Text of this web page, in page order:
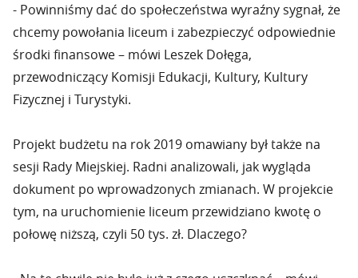
- Powinniśmy dać do społeczeństwa wyraźny sygnał, że
chcemy powołania liceum i zabezpieczyć odpowiednie
środki finansowe – mówi Leszek Dołęga,
przewodniczący Komisji Edukacji, Kultury, Kultury
Fizycznej i Turystyki.
Projekt budżetu na rok 2019 omawiany był także na
sesji Rady Miejskiej. Radni analizowali, jak wygląda
dokument po wprowadzonych zmianach. W projekcie
tym, na uruchomienie liceum przewidziano kwotę o
połowę niższą, czyli 50 tys. zł. Dlaczego?